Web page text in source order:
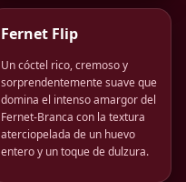
Fernet Flip
Un cóctel rico, cremoso y
sorprendentemente suave que
domina el intenso amargor del
Fernet-Branca con la textura
aterciopelada de un huevo
entero y un toque de dulzura.